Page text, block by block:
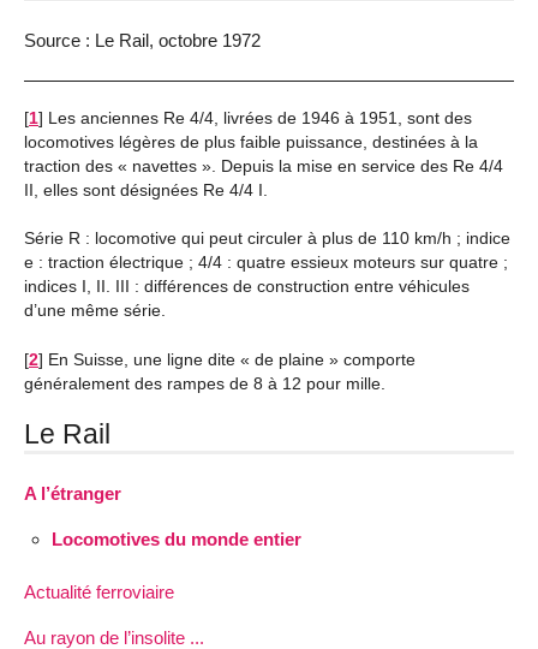
Source : Le Rail, octobre 1972
[1]
Les anciennes Re 4/4, livrées de 1946 à 1951, sont des
locomotives légères de plus faible puissance, destinées à la
traction des « navettes ». Depuis la mise en service des Re 4/4
II, elles sont désignées Re 4/4 I.
Série R : locomotive qui peut circuler à plus de 110 km/h ; indice
e : traction électrique ; 4/4 : quatre essieux moteurs sur quatre ;
indices I, II. III : différences de construction entre véhicules
d’une même série.
[2] En Suisse, une ligne dite « de plaine » comporte
généralement des rampes de 8 à 12 pour mille.
Le Rail
A l’étranger
Locomotives du monde entier
Actualité ferroviaire
Au rayon de l’insolite ...